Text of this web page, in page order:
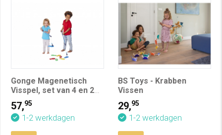
Gonge Magenetisch
Visspel, set van 4 en 2
hengels
57,95
1-2 werkdagen
BS Toys - Krabben
Vissen
29,95
1-2 werkdagen